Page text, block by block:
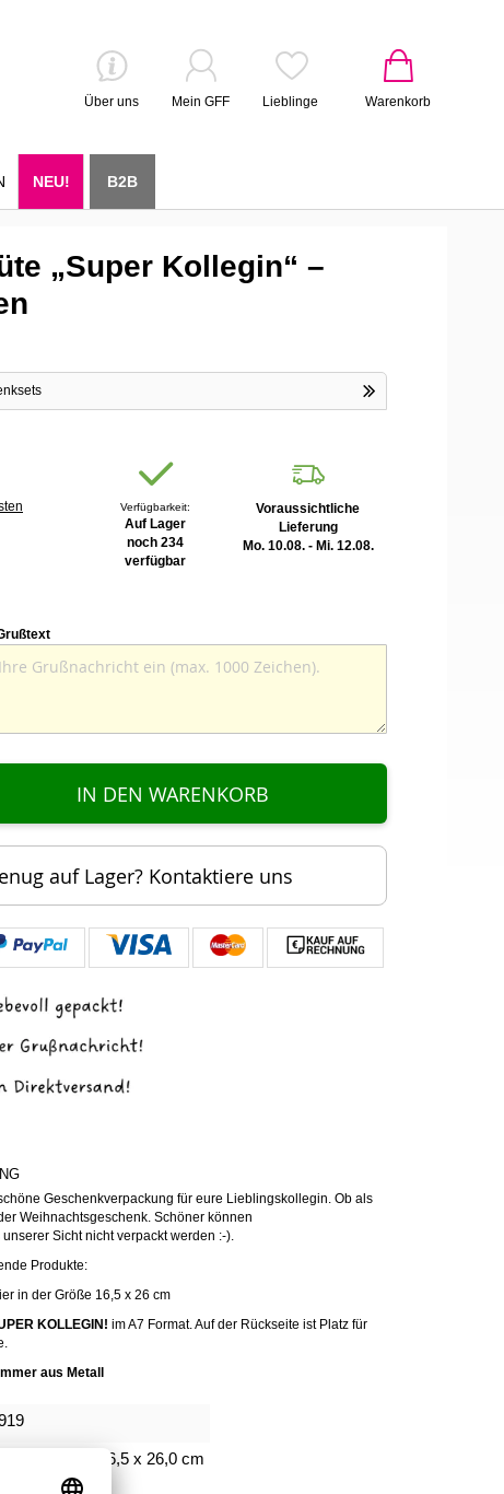
Warenkorb
Über uns Mein GFF Lieblinge
NEU! B2B
„Super Kollegin“ –
Verfügbarkeit:
Auf Lager
noch 234
verfügbar
Voraussichtliche
Lieferung
Mo. 10.08. - Mi. 12.08.
IN DEN WARENKORB
auf Lager? Kontaktiere uns
Geschenkverpackung für eure Lieblingskollegin. Ob als
Weihnachtsgeschenk. Schöner können
Sicht nicht verpackt werden :-).
Produkte:
in der Größe 16,5 x 26 cm
KOLLEGIN! im A7 Format. Auf der Rückseite ist Platz für
aus Metall
16,5 x 26,0 cm